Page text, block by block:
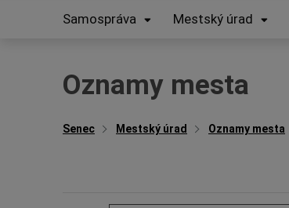
Samospráva Mestský úrad
Oznamy mesta
Senec Mestský úrad Oznamy mesta